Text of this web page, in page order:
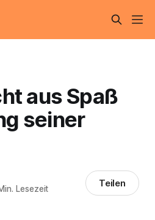
aus Spaß
seiner
Lesezeit Teilen